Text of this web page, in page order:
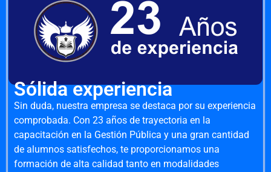
Sólida experiencia
Sin duda, nuestra empresa se destaca por su experiencia
comprobada. Con 23 años de trayectoria en la
capacitación en la Gestión Pública y una gran cantidad
de alumnos satisfechos, te proporcionamos una
formación de alta calidad tanto en modalidades